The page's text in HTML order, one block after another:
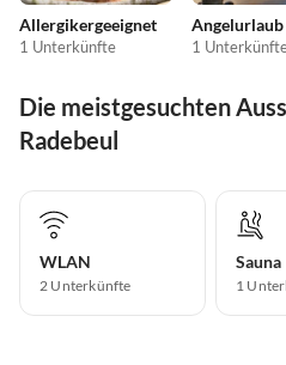
Allergikergeeignet
1 Unterkünfte
Angelurlaub
1
Die meistgesuchten
Radebeul
WLAN
2 Unterkünfte
Sauna
1